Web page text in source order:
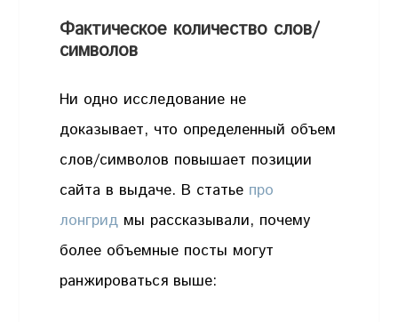
Фактическое количество слов/
символов
Ни одно исследование не
доказывает, что определенный объем
слов/символов повышает позиции
сайта в выдаче. В статье про
лонгрид мы рассказывали, почему
более объемные посты могут
ранжироваться выше: